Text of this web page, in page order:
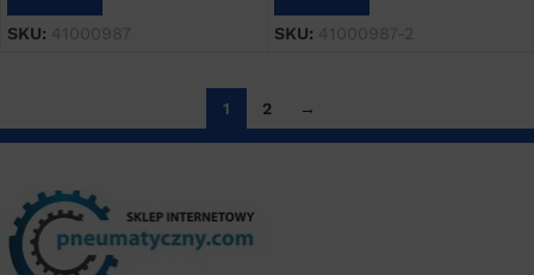
SKU: 41000987 SKU: 41000987-2
1 2 →